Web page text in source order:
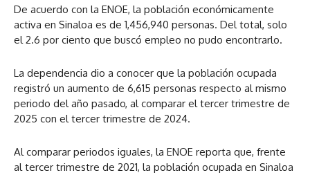
De acuerdo con la ENOE, la población económicamente
activa en Sinaloa es de 1,456,940 personas. Del total, solo
el 2.6 por ciento que buscó empleo no pudo encontrarlo.
La dependencia dio a conocer que la población ocupada
registró un aumento de 6,615 personas respecto al mismo
periodo del año pasado, al comparar el tercer trimestre de
2025 con el tercer trimestre de 2024.
Al comparar periodos iguales, la ENOE reporta que, frente
al tercer trimestre de 2021, la población ocupada en Sinaloa